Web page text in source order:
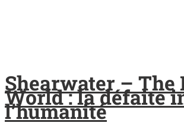
Shearwater – The
World : la défaite
l’humanité